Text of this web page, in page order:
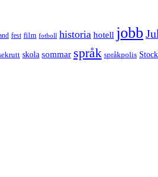
fest film fotboll historia hotell jobb
skola sommar språk språkpolis